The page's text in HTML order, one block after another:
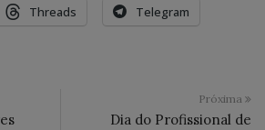
Threads Telegram
Próxima
Dia do Profissional de